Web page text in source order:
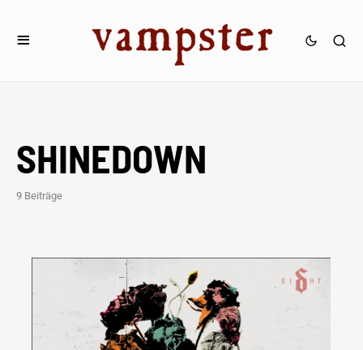
SHINEDOWN
9 Beiträge